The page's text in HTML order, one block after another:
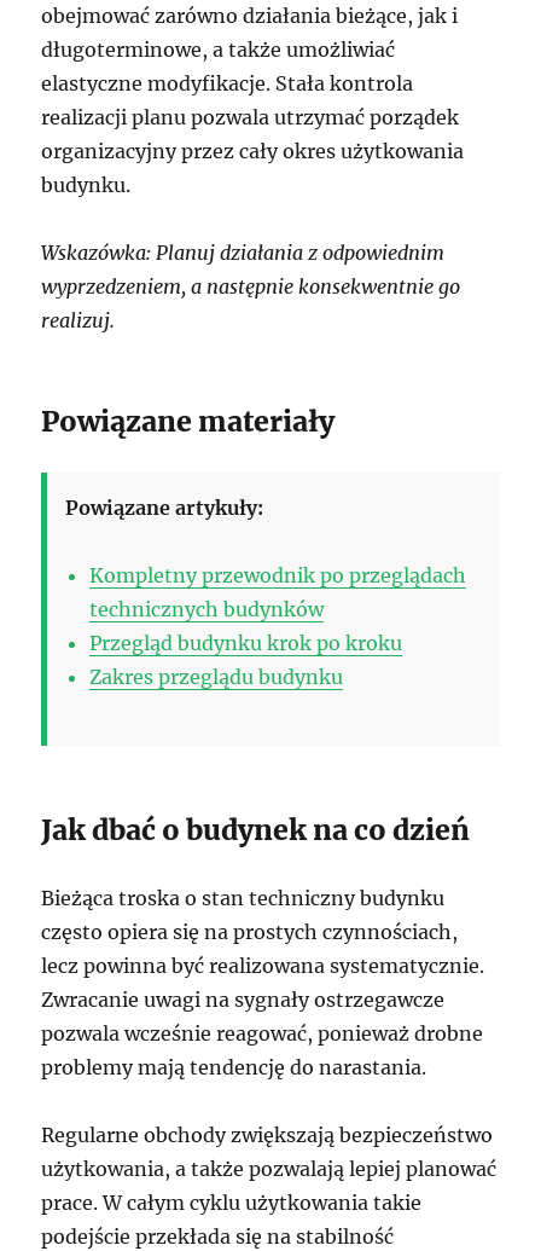
obejmować zarówno działania bieżące, jak i
długoterminowe, a także umożliwiać
elastyczne modyfikacje. Stała kontrola
realizacji planu pozwala utrzymać porządek
organizacyjny przez cały okres użytkowania
budynku.
Wskazówka: Planuj działania z odpowiednim
wyprzedzeniem, a następnie konsekwentnie go
realizuj.
Powiązane materiały
Powiązane artykuły:
Kompletny przewodnik po przeglądach
technicznych budynków
Przegląd budynku krok po kroku
Zakres przeglądu budynku
Jak dbać o budynek na co dzień
Bieżąca troska o stan techniczny budynku
często opiera się na prostych czynnościach,
lecz powinna być realizowana systematycznie.
Zwracanie uwagi na sygnały ostrzegawcze
pozwala wcześnie reagować, ponieważ drobne
problemy mają tendencję do narastania.
Regularne obchody zwiększają bezpieczeństwo
użytkowania, a także pozwalają lepiej planować
prace. W całym cyklu użytkowania takie
podejście przekłada się na stabilność